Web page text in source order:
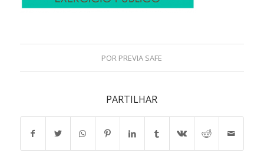
POR PREVIA SAFE
PARTILHAR